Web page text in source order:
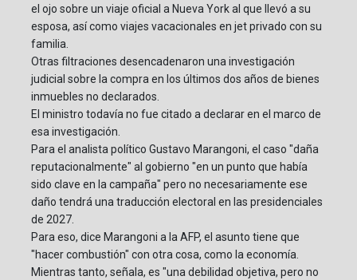
el ojo sobre un viaje oficial a Nueva York al que llevó a su
esposa, así como viajes vacacionales en jet privado con su
familia.
Otras filtraciones desencadenaron una investigación
judicial sobre la compra en los últimos dos años de bienes
inmuebles no declarados.
El ministro todavía no fue citado a declarar en el marco de
esa investigación.
Para el analista político Gustavo Marangoni, el caso "daña
reputacionalmente" al gobierno "en un punto que había
sido clave en la campaña" pero no necesariamente ese
daño tendrá una traducción electoral en las presidenciales
de 2027.
Para eso, dice Marangoni a la AFP, el asunto tiene que
"hacer combustión" con otra cosa, como la economía.
Mientras tanto, señala, es "una debilidad objetiva, pero no